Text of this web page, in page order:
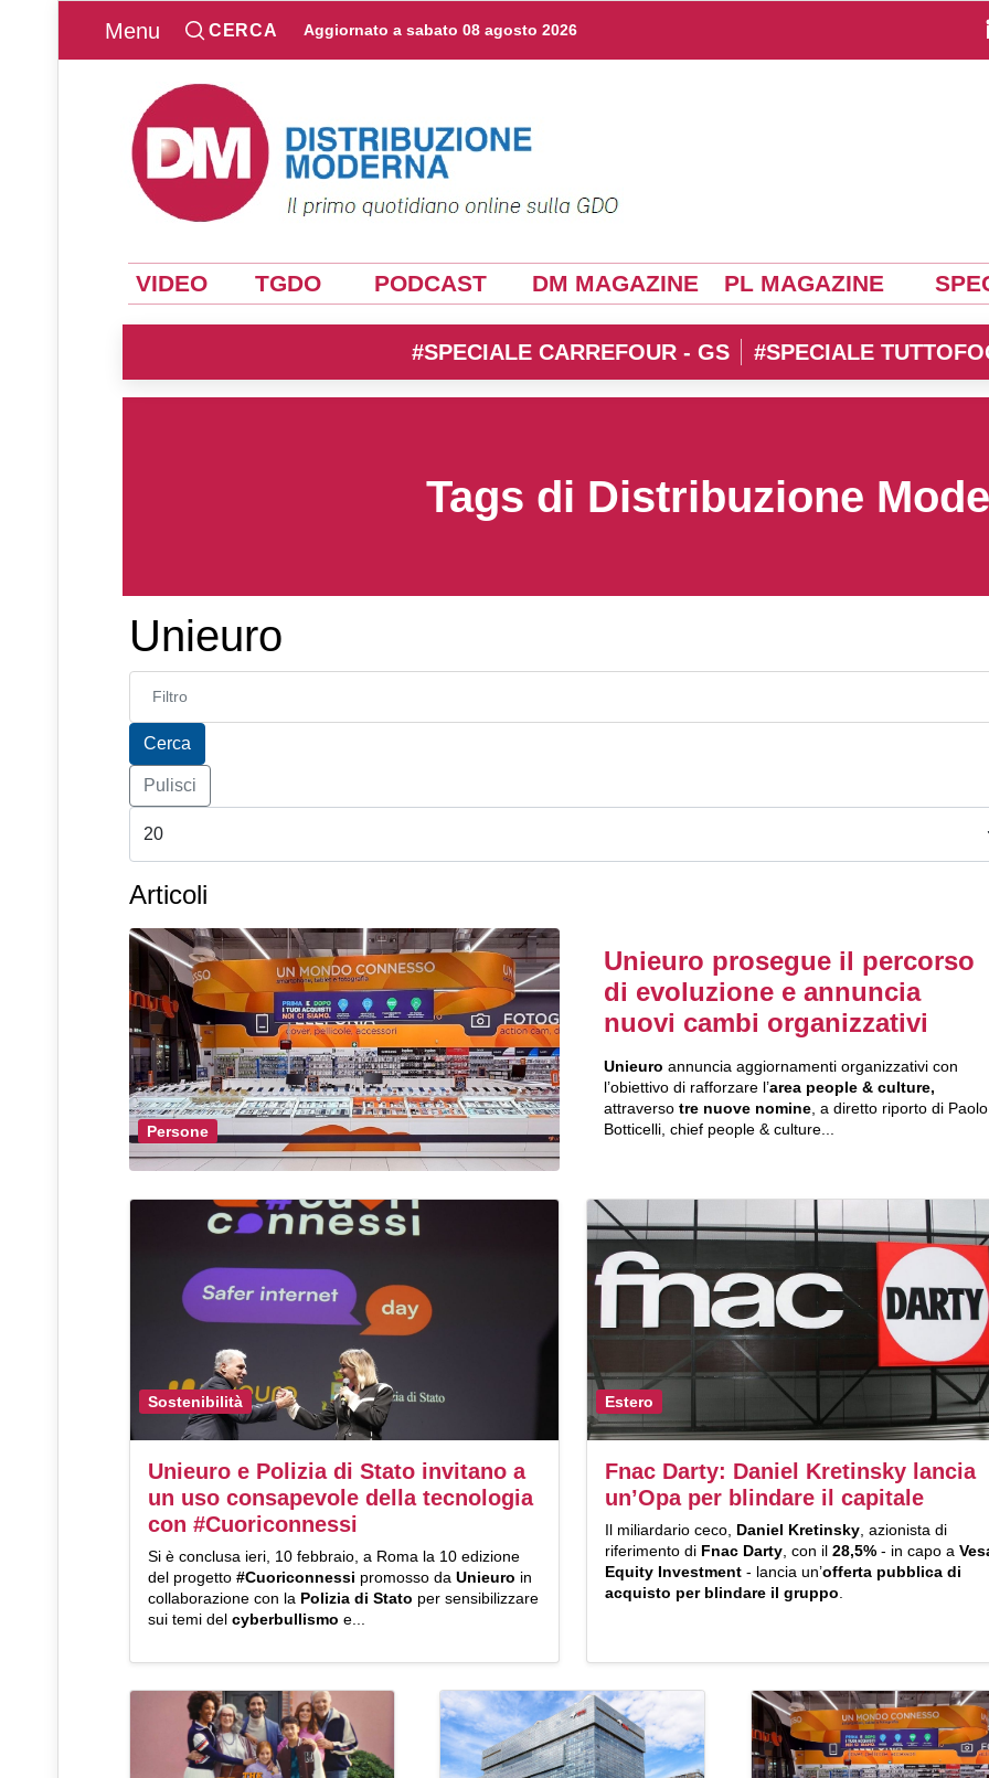
Menu CERCA Aggiornato a sabato 08 agosto 2026
VIDEO TGDO PODCAST DM MAGAZINE PL MAGAZINE
#SPECIALE CARREFOUR - GS #SPECIALE
Tags di Distribuzione
Unieuro
Inserisci parte del titolo
Cerca
Pulisci
Articoli
Persone
Unieuro prosegue il percorso
di evoluzione e annuncia
nuovi cambi organizzativi
Unieuro annuncia aggiornamenti organizzativi con
l’obiettivo di rafforzare l’area people & culture,
attraverso tre nuove nomine, a diretto riporto di Paolo
Botticelli, chief people & culture...
Sostenibilità
Unieuro e Polizia di Stato invitano a
un uso consapevole della tecnologia
con #Cuoriconnessi
Si è conclusa ieri, 10 febbraio, a Roma la 10 edizione
del progetto #Cuoriconnessi promosso da Unieuro in
collaborazione con la Polizia di Stato per sensibilizzare
sui temi del cyberbullismo e...
Estero
Fnac Darty: Daniel Kretinsky lancia
un’Opa per blindare il capitale
Il miliardario ceco, Daniel Kretinsky, azionista di
riferimento di Fnac Darty, con il28,5%- in capo a
Equity Investment- lancia un’offerta pubblica di
acquisto per blindare il gruppo.